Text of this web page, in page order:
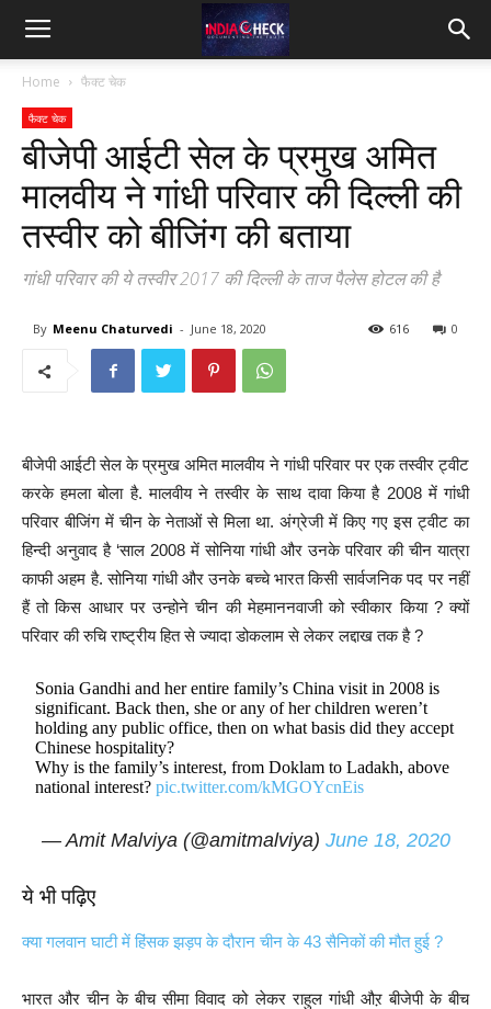
IndiaCheck
Home फैक्ट चेक
फैक्ट चेक
बीजेपी आईटी सेल के प्रमुख अमित
मालवीय ने गांधी परिवार की दिल्ली की
तस्वीर को बीजिंग की बताया
गांधी परिवार की ये तस्वीर 2017 की दिल्ली के ताज पैलेस होटल की है
By Meenu Chaturvedi - June 18, 2020 0
616
बीजेपी आईटी सेल के प्रमुख अमित मालवीय ने गांधी परिवार पर एक तस्वीर ट्वीट
करके हमला बोला है. मालवीय ने तस्वीर के साथ दावा किया है 2008 में गांधी
परिवार बीजिंग में चीन के नेताओं से मिला था. अंग्रेजी में किए गए इस ट्वीट का
हिन्दी अनुवाद है ‘साल 2008 में सोनिया गांधी और उनके परिवार की चीन यात्रा
काफी अहम है. सोनिया गांधी और उनके बच्चे भारत किसी सार्वजनिक पद पर नहीं
हैं तो किस आधार पर उन्होने चीन की मेहमाननवाजी को स्वीकार किया ? क्यों
परिवार की रुचि राष्ट्रीय हित से ज्यादा डोकलाम से लेकर लद्दाख तक है ?
Sonia Gandhi and her entire family’s China visit in 2008 is
significant. Back then, she or any of her children weren’t
holding any public office, then on what basis did they accept
Chinese hospitality?
Why is the family’s interest, from Doklam to Ladakh, above
national interest?pic.twitter.com/kMGOYcnEis
— Amit Malviya (@amitmalviya) June 18, 2020
ये भी पढ़िए
क्या गलवान घाटी में हिंसक झड़प के दौरान चीन के 43 सैनिकों की मौत हुई ?
भारत और चीन के बीच सीमा विवाद को लेकर राहुल गांधी औऱ बीजेपी के बीच